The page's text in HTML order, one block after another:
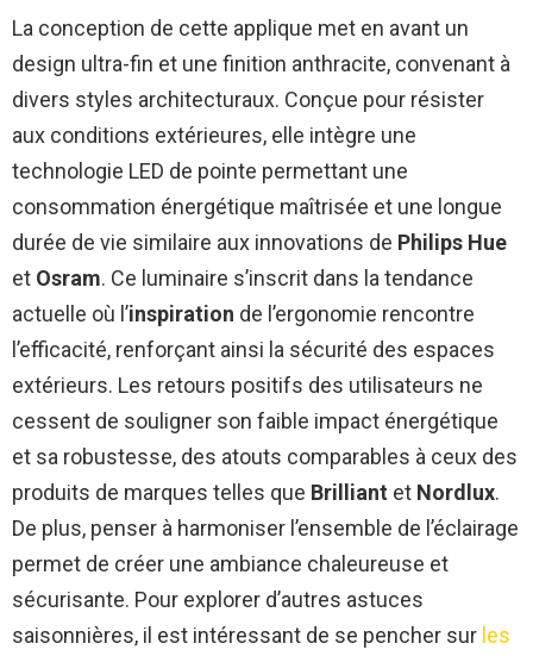
La conception de cette applique met en avant un
design ultra-fin et une finition anthracite, convenant à
divers styles architecturaux. Conçue pour résister
aux conditions extérieures, elle intègre une
technologie LED de pointe permettant une
consommation énergétique maîtrisée et une longue
durée de vie similaire aux innovations de Philips Hue
et Osram. Ce luminaire s’inscrit dans la tendance
actuelle où l’inspiration de l’ergonomie rencontre
l’efficacité, renforçant ainsi la sécurité des espaces
extérieurs. Les retours positifs des utilisateurs ne
cessent de souligner son faible impact énergétique
et sa robustesse, des atouts comparables à ceux des
produits de marques telles que Brilliant et Nordlux.
De plus, penser à harmoniser l’ensemble de l’éclairage
permet de créer une ambiance chaleureuse et
sécurisante. Pour explorer d’autres astuces
saisonnières, il est intéressant de se pencher sur les